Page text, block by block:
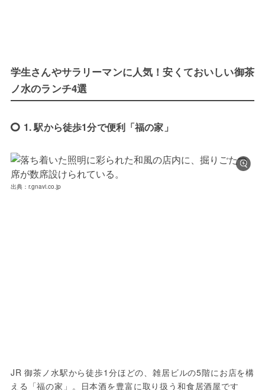
学生さんやサラリーマンに人気！安くておいしい御茶
ノ水のランチ4選
1. 駅から徒歩1分で便利「福の家」
出典：r.gnavi.co.jp
JR 御茶ノ水駅から徒歩1分ほどの、雑居ビルの5階にお店を構
える「福の家」。日本酒を豊富に取り扱う和食居酒屋です